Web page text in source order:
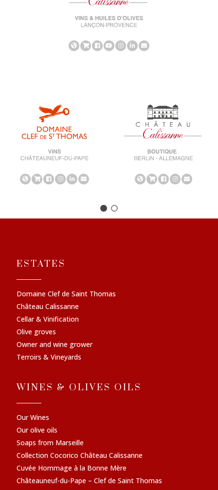
ESTATES
Domaine Clef de Saint Thomas
Château Calissanne
Cellar & Vinification
Olive groves
Owner and wine grower
Terroirs & Vineyards
WINES & OLIVES OILS
Our Wines
Our olive oils
Soaps from Marseille
Collection Cocorico Château Calissanne
Cuvée Hommage à la Bonne Mère
Châteauneuf-du-Pape – Clef de Saint Thomas